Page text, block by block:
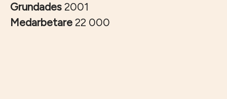
Grundades 2001
Medarbetare 22 000